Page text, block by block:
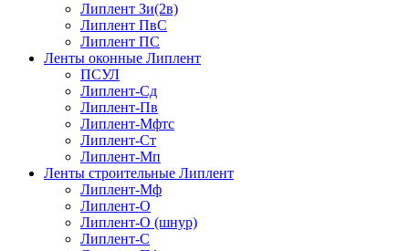
Липлент Зи(2в)
Липлент ПвC
Липлент ПС
Ленты оконные Липлент
ПСУЛ
Липлент-Сд
Липлент-Пв
Липлент-Мфтс
Липлент-Ст
Липлент-Мп
Ленты строительные Липлент
Липлент-Мф
Липлент-О
Липлент-О (шнур)
Липлент-С